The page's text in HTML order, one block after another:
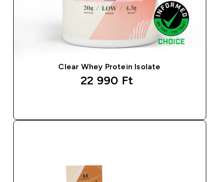
Clear Whey Protein Isolate
22 990 Ft‎